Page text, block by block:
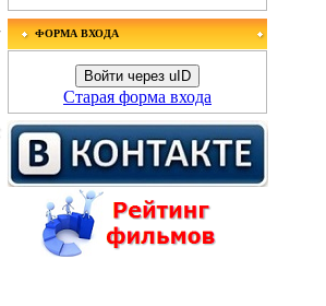
ФОРМА ВХОДА
Войти через uID
Старая форма входа